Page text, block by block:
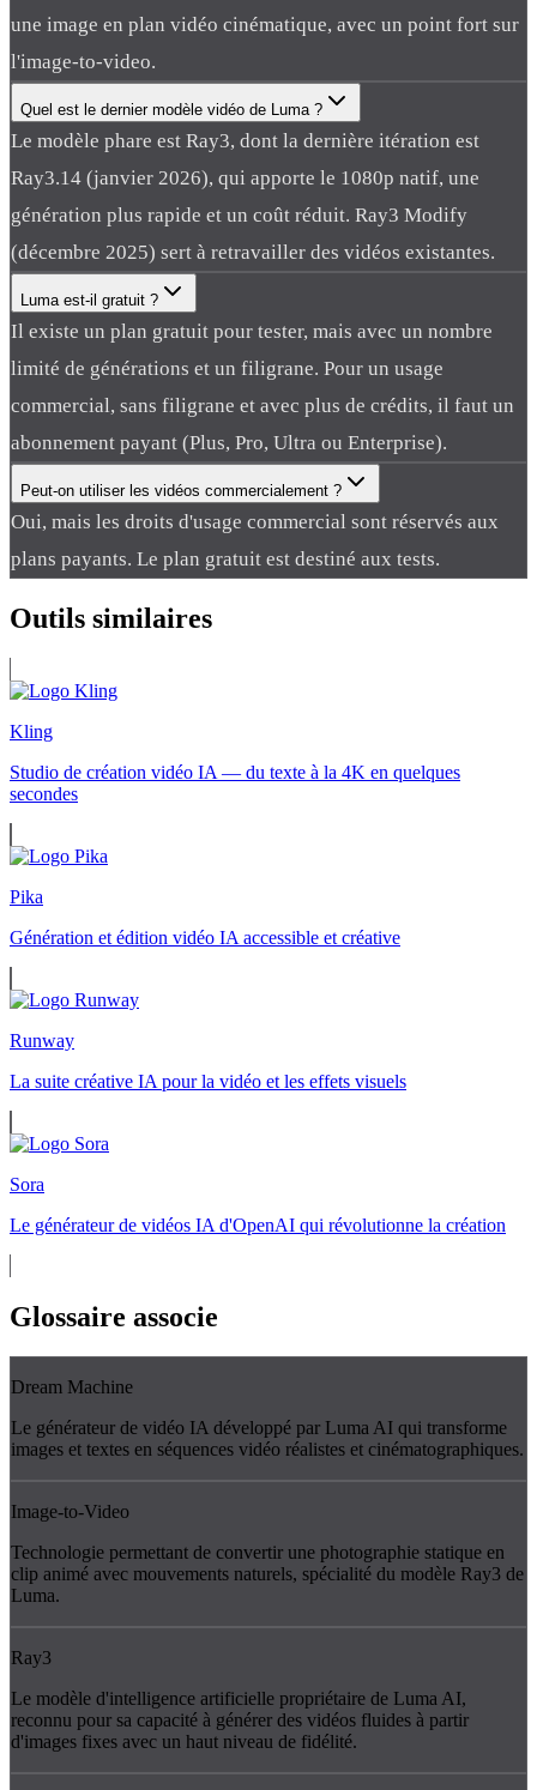
une image en plan vidéo cinématique, avec un point fort sur
l'image-to-video.
Quel est le dernier modèle vidéo de Luma ?
Le modèle phare est Ray3, dont la dernière itération est
Ray3.14 (janvier 2026), qui apporte le 1080p natif, une
génération plus rapide et un coût réduit. Ray3 Modify
(décembre 2025) sert à retravailler des vidéos existantes.
Luma est-il gratuit ?
Il existe un plan gratuit pour tester, mais avec un nombre
limité de générations et un filigrane. Pour un usage
commercial, sans filigrane et avec plus de crédits, il faut un
abonnement payant (Plus, Pro, Ultra ou Enterprise).
Peut-on utiliser les vidéos commercialement ?
Oui, mais les droits d'usage commercial sont réservés aux
plans payants. Le plan gratuit est destiné aux tests.
Outils similaires
Kling
Studio de création vidéo IA — du texte à la 4K en quelques
secondes
Pika
Génération et édition vidéo IA accessible et créative
Runway
La suite créative IA pour la vidéo et les effets visuels
Sora
Le générateur de vidéos IA d'OpenAI qui révolutionne la création
Glossaire associe
Dream Machine
Le générateur de vidéo IA développé par Luma AI qui transforme
images et textes en séquences vidéo réalistes et cinématographiques.
Image-to-Video
Technologie permettant de convertir une photographie statique en
clip animé avec mouvements naturels, spécialité du modèle Ray3 de
Luma.
Ray3
Le modèle d'intelligence artificielle propriétaire de Luma AI,
reconnu pour sa capacité à générer des vidéos fluides à partir
d'images fixes avec un haut niveau de fidélité.